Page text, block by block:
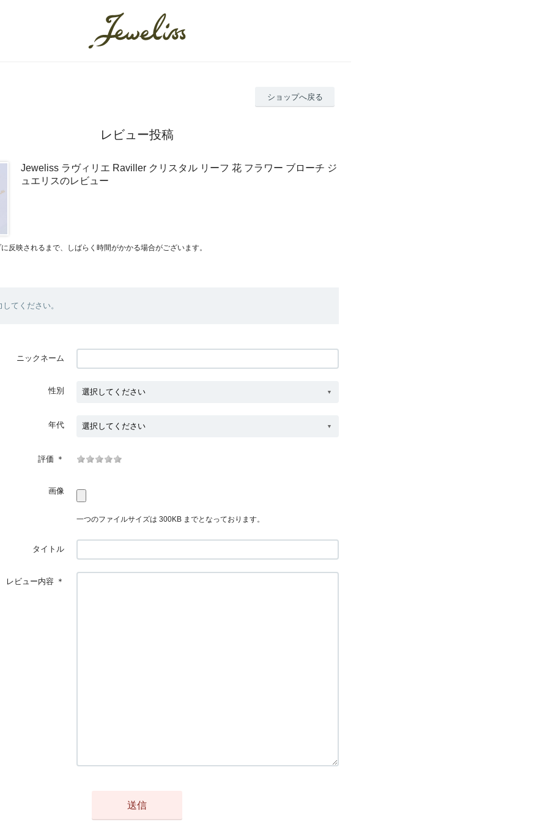
ショップへ戻る
レビュー投稿
Jeweliss ラヴィリエ Raviller クリスタル リーフ 花 フラワー ブローチ ジ
ュエリスのレビュー
反映されるまで、しばらく時間がかかる場合がございます。
てください。
ニックネーム
性別
年代
評価 ＊
画像
一つのファイルサイズは 300KB までとなっております。
タイトル
レビュー内容 ＊